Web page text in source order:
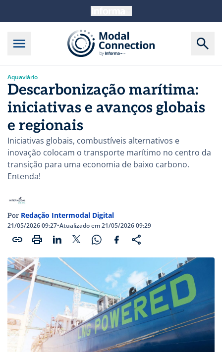
Aquaviário
Descarbonização marítima:
iniciativas e avanços globais
e regionais
Iniciativas globais, combustíveis alternativos e
inovação colocam o transporte marítimo no centro da
transição para uma economia de baixo carbono.
Entenda!
Por Redação Intermodal Digital
21/05/2026 09:27•Atualizado em 21/05/2026 09:29